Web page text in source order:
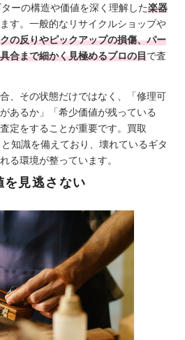
ーの構造や価値を深く理解した楽器
す。一般的なリサイクルショップや
の反りやピックアップの損傷、パー
合まで細かく見極めるプロの目で査
、その状態だけではなく、「修理可
あるか」「希少価値が残っている
定をすることが重要です。買取
知識を備えており、壊れているギタ
る環境が整っています。
見逃さない